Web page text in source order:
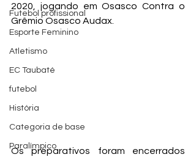
Futebol profissional
Esporte Feminino
Atletismo
EC Taubaté
futebol
História
Categoria de base
Paralímpico
2020, jogando em Osasco Contra o
Grêmio Osasco Audax.
Os preparativos foram encerrados